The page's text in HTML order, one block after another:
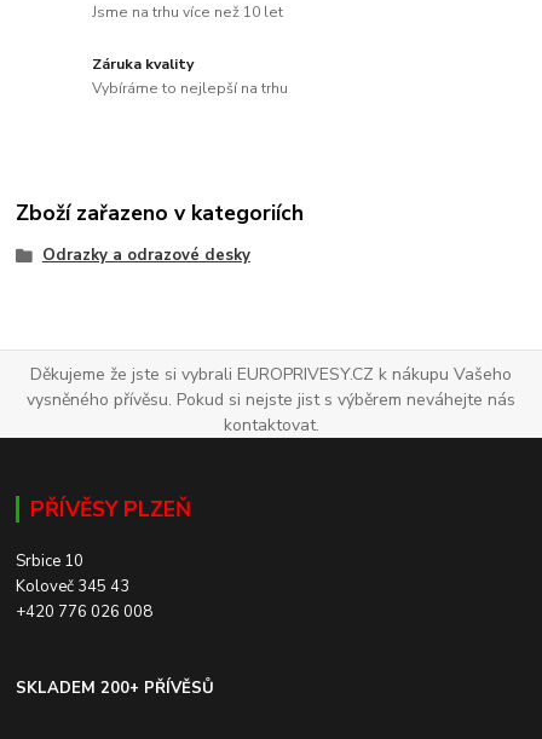
Jsme na trhu více než 10 let
Záruka kvality
Vybíráme to nejlepší na trhu
Zboží zařazeno v kategoriích
Odrazky a odrazové desky
Děkujeme že jste si vybrali EUROPRIVESY.CZ k nákupu Vašeho
vysněného přívěsu. Pokud si nejste jist s výběrem neváhejte nás
kontaktovat.
PŘÍVĚSY PLZEŇ
Srbice 10
Koloveč 345 43
+420 776 026 008
SKLADEM 200+ PŘÍVĚSŮ